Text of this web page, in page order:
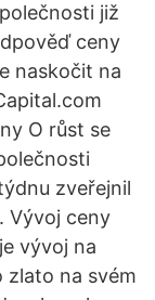
již
ceny
naskočit na
O růst se
zveřejnil
Vývoj ceny
vývoj na
zlato na svém